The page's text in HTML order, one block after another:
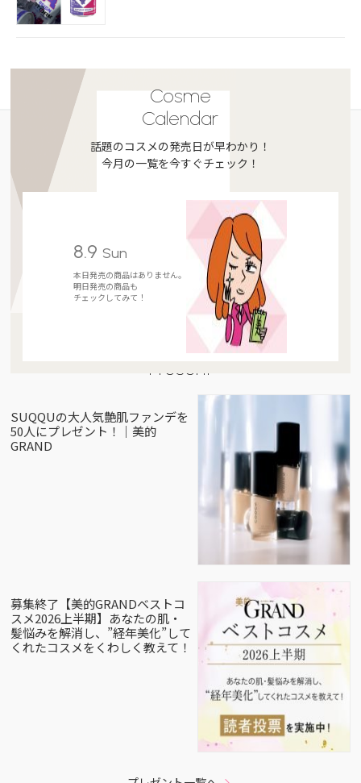
Cosme
Calendar
話題のコスメの発売日が早わかり！
今月の一覧を今すぐチェック！
8.9 Sun
本日発売の商品はありません。
明日発売の商品も
チェックしてみて！
Present
SUQQUの大人気艶肌ファンデを
50人にプレゼント！｜美的
GRAND
募集終了【美的GRANDベストコ
スメ2026上半期】あなたの肌・
髪悩みを解消し、”経年美化”して
くれたコスメをくわしく教えて！